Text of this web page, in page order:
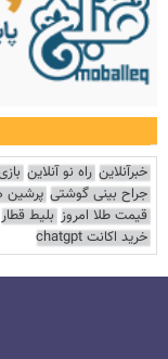
خبرآنلاین راه نو آنلاین
جراح بینی گوشتی پرشین
قیمت طلا امروز بلیط قطار
خرید اکانت chatgpt